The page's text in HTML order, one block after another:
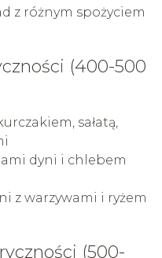
z różnym spożyciem
(400-500
sałatą,
dyni i chlebem
z warzywami i ryżem
(500-